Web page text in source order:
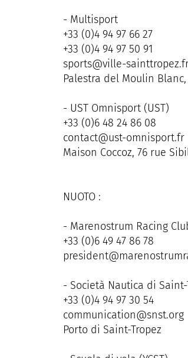
- Multisport
+33 (0)4 94 97 66 27
+33 (0)4 94 97 50 91
sports@ville-
Palestra del Moulin
- UST Omnisport (UST)
+33 (0)6 48 24 86 08
contact@ust-omnisport.fr
Maison Coccoz, 76 rue
NUOTO :
- Marenostrum Racing
+33 (0)6 49 47 86 78
- Società Nautica di Saint-
+33 (0)4 94 97 30 54
communication@snst.org
Porto di Saint-Tropez